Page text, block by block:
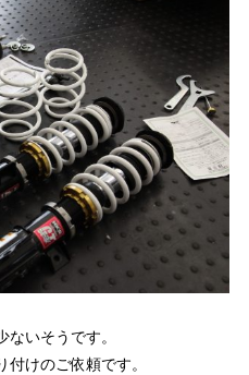
いそうです。
けのご依頼です。